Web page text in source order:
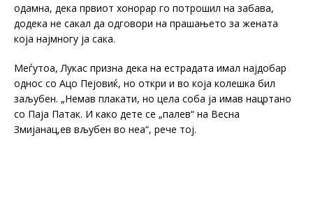
одамна, дека првиот хонорар го потрошил на забава,
додека не сакал да одговори на прашањето за жената
која најмногу ја сака.
Меѓутоа, Лукас призна дека на естрадата имал најдобар
однос со Ацо Пејовиќ, но откри и во која колешка бил
заљубен. „Немав плакати, но цела соба ја имав нацртано
со Паја Патак. И како дете се „палев“ на Весна
Змијанац,ев вљубен во неа“, рече тој.